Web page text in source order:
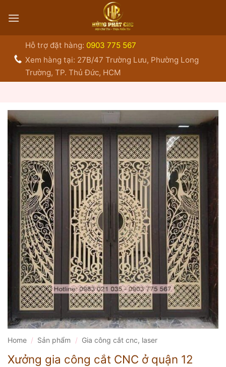
qua
Hỗ trợ đặt hàng: 0903 775 567
Xem hàng tại: 27B/47 Trường Lưu, Phường Long
Trường, TP. Thủ Đức, HCM
Home / Sản phẩm / Gia công cắt cnc, laser
Xưởng gia công cắt CNC ở quận 12